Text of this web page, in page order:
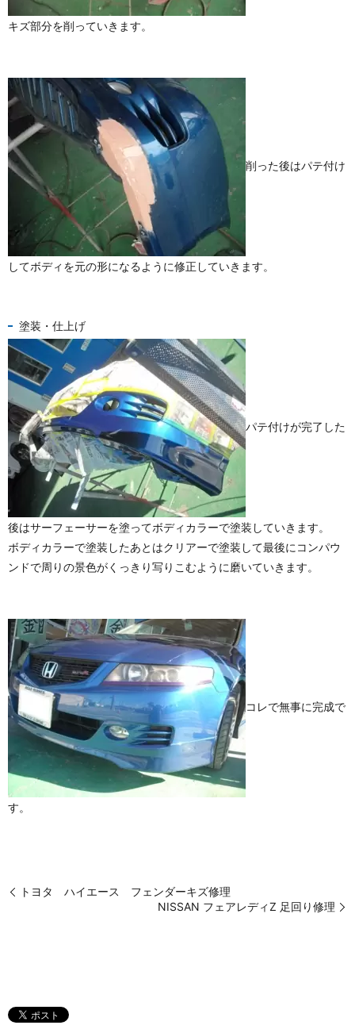
キズ部分を削っていきます。
削った後はパテ付け
してボディを元の形になるように修正していきます。
塗装・仕上げ
パテ付けが完了した
後はサーフェーサーを塗ってボディカラーで塗装していきます。
ボディカラーで塗装したあとはクリアーで塗装して最後にコンパウ
ンドで周りの景色がくっきり写りこむように磨いていきます。
コレで無事に完成で
す。
トヨタ ハイエース フェンダーキズ修理
NISSAN フェアレディZ 足回り修理